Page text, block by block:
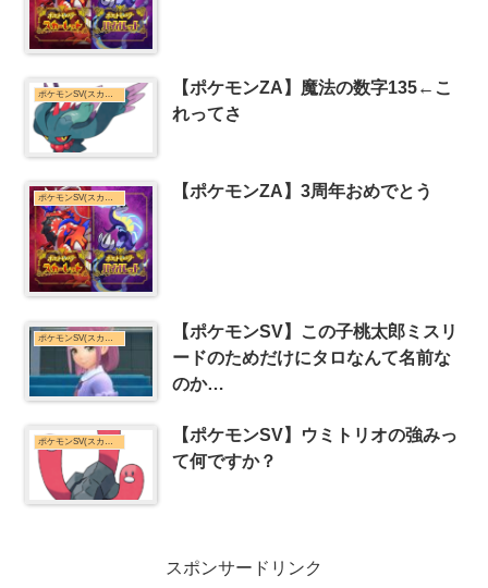
ポケモンSV(スカーレット・バイオレット)まとめ
【ポケモンZA】魔法の数字135←こ
れってさ
ポケモンSV(スカーレット・バイオレット)まとめ 【ポケモンZA】3周年おめでとう
【ポケモンSV】この子桃太郎ミスリ
ードのためだけにタロなんて名前な
のか…
ポケモンSV(スカーレット・バイオレット)まとめ
【ポケモンSV】ウミトリオの強みっ
て何ですか？
スポンサードリンク